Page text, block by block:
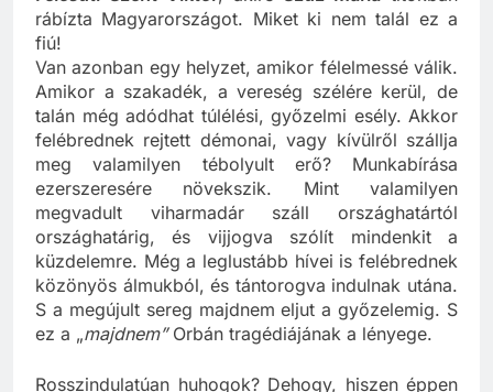
Felcsúti Szent Viktor, akireSzűz Máriatitokban
rábízta Magyarországot. Miket ki nem talál ez a
fiú!
Van azonban egy helyzet, amikor félelmessé válik.
Amikor a szakadék, a vereség szélére kerül, de
talán még adódhat túlélési, győzelmi esély. Akkor
felébrednek rejtett démonai, vagy kívülről szállja
meg valamilyen tébolyult erő? Munkabírása
ezerszeresére növekszik. Mint valamilyen
megvadult viharmadár száll országhatártól
országhatárig, és vijjogva szólít mindenkit a
küzdelemre. Még a leglustább hívei is felébrednek
közönyös álmukból, és tántorogva indulnak utána.
S a megújult sereg majdnem eljut a győzelemig. S